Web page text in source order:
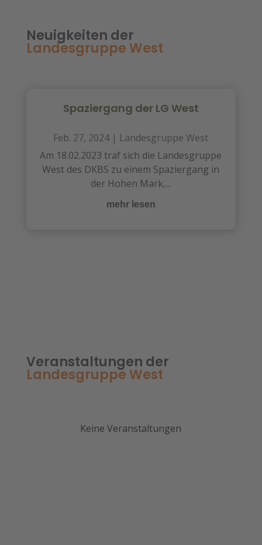
Neuigkeiten der
Landesgruppe West
Spaziergang der LG West
Feb. 27, 2024| Landesgruppe West
Am 18.02.2023 traf sich die Landesgruppe
West des DKBS zu einem Spaziergang in
der Hohen Mark,...
mehr lesen
Veranstaltungen der
Landesgruppe West
Keine Veranstaltungen